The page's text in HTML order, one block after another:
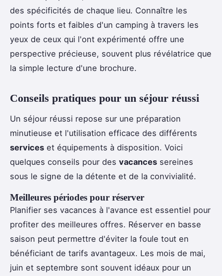
des spécificités de chaque lieu. Connaître les
points forts et faibles d'un camping à travers les
yeux de ceux qui l'ont expérimenté offre une
perspective précieuse, souvent plus révélatrice que
la simple lecture d'une brochure.
Conseils pratiques pour un séjour réussi
Un séjour réussi repose sur une préparation
minutieuse et l'utilisation efficace des différents
services et équipements à disposition. Voici
quelques conseils pour des vacances sereines
sous le signe de la détente et de la convivialité.
Meilleures périodes pour réserver
Planifier ses vacances à l'avance est essentiel pour
profiter des meilleures offres. Réserver en basse
saison peut permettre d'éviter la foule tout en
bénéficiant de tarifs avantageux. Les mois de mai,
juin et septembre sont souvent idéaux pour un